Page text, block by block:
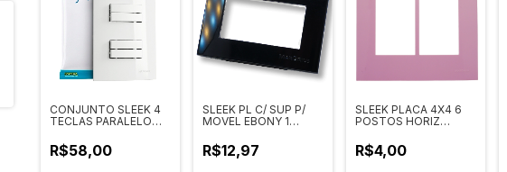
CONJUNTO SLEEK 4
TECLAS PARALELO
R$58,00
SLEEK PL C/ SUP P/
MOVEL EBONY 1
R$12,97
SLEEK PLACA 4X4 6
POSTOS HORIZ
R$4,00